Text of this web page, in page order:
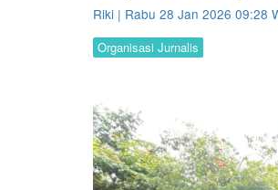
Riki | Rabu 28 Jan 2026 09:28
Organisasi Jurnalis